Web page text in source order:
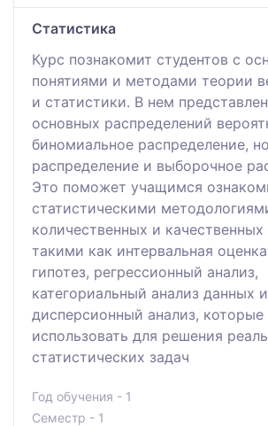
Статистика
Курс познакомит студентов с
понятиями и методами теории
и статистики. В нем
основных распределений
биномиальное распределение,
распределение и выборочное
Это поможет учащимся
статистическими
количественных и
такими как интервальная
гипотез, регрессионный анализ,
категориальный анализ данных и
дисперсионный анализ,
использовать для решения
статистических задач
Год обучения - 1
Семестр - 1